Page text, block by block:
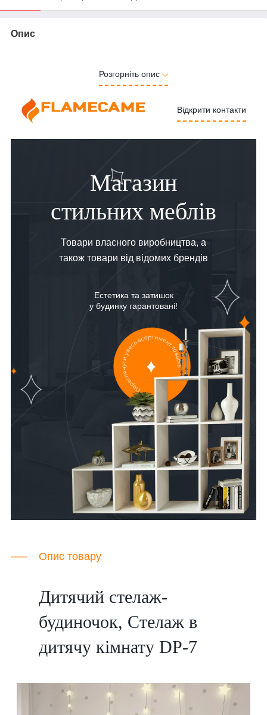
Опис
Розгорніть опис
Відкрити контакти
Магазин
стильних меблів
Товари власного виробництва, а
також товари від відомих брендів
Естетика та затишок
у будинку гарантовані!
Опис товару
Дитячий стелаж-
будиночок, Стелаж в
дитячу кімнату DP-7